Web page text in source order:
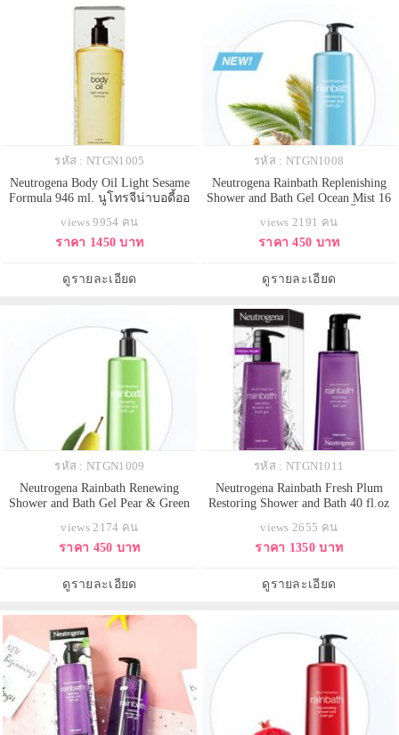
รหัส : NTGN1005
Neutrogena Body Oil Light Sesame
Formula 946 ml. นูโทรจีน่าบอดี้ออ
สำหรับผู้ที่มีผิวแห้งกร้าน ไม่เหนียว
เหนอะหนะ แต่คงความชุ่มชื่นได้
อุดมไปด้วยวิตามินอี ช่วยทำให้ผิว
เต่งตึง นุ่มเนียน กระชับ
views 9954 คน
ราคา 1450 บาท
ดูรายละเอียด
รหัส : NTGN1008
Neutrogena Rainbath Replenishing
Shower and Bath Gel Ocean Mist 16
จีน่า เรนบาร์ธ เจลอาบน้ำกลิ่นหอม
สดชื่นกลิ่นไอทะเล ทำความสะอาด
ชุ่มชื่น ไม่แห้งกร้าน สามารถ
ทำความสะอาดได้อ
views 2191 คน
ราคา 450 บาท
ดูรายละเอียด
รหัส : NTGN1009
Neutrogena Rainbath Renewing
Shower and Bath Gel Pear & Green
น่า เรนบาร์ธ เจลอาบน้ำกลิ่นใหม่
กลิ่นลูกแพร์+ชาเขียว ให้กลิ่นหอม
นานาชนิด ทำความสะอาดผิวได้
อย่างล้ำลึก โดยปราศจ
views 2174 คน
ราคา 450 บาท
ดูรายละเอียด
รหัส : NTGN1011
Neutrogena Rainbath Fresh Plum
Restoring Shower and Bath 40 fl.oz
นบาร์ธ เจลอาบน้ำกลิ่นหอมสดชื่น
จากผลพลัมผสมกลิ่นดอกไม้อ่อนๆ
ชีวาหลังการอาบน้ำ ฟื้นบำรุงผิวใหม่
ทำความสะอาดผิวได้อย่า
views 2655 คน
ราคา 1350 บาท
ดูรายละเอียด